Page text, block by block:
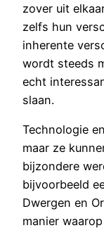
zover uit
zelfs hun
inherente
wordt steeds
echt
slaan.
Technologie
maar ze
bijzondere
bijvoorbeeld
Dwergen en
manier